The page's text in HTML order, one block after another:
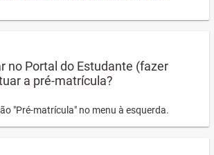
no Portal do Estudante (fazer
a pré-matrícula?
"Pré-matrícula" no menu à esquerda.